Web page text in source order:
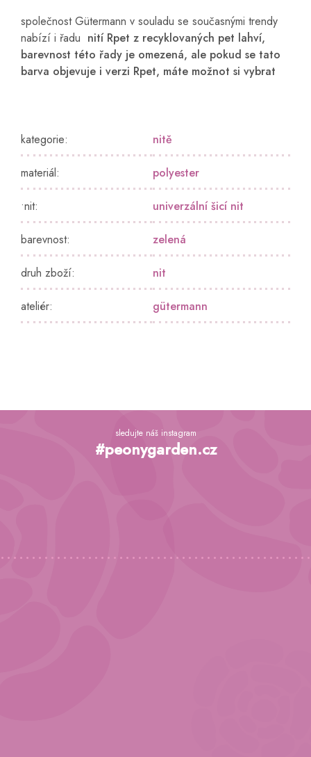
společnost Gütermann v souladu se současnými trendy
nabízí i řadu nití Rpet z recyklovaných pet lahví,
barevnost této řady je omezená, ale pokud se tato
barva objevuje i verzi Rpet, máte možnot si vybrat
kategorie: nitě
materiál: polyester
•nit: univerzální šicí nit
barevnost: zelená
druh zboží: nit
ateliér: gütermann
Z
sledujte náš instagram
#peonygarden.cz